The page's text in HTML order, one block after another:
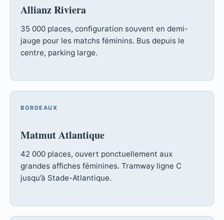
Allianz Riviera
35 000 places, configuration souvent en demi-
jauge pour les matchs féminins. Bus depuis le
centre, parking large.
BORDEAUX
Matmut Atlantique
42 000 places, ouvert ponctuellement aux
grandes affiches féminines. Tramway ligne C
jusqu’à Stade-Atlantique.